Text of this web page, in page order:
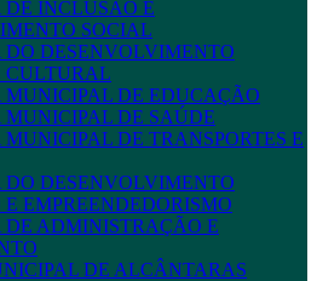
DE INCLUSÃO E
SOCIAL
DO DESENVOLVIMENTO
CULTURAL
MUNICIPAL DE EDUCAÇÃO
MUNICIPAL DE SAÚDE
MUNICIPAL DE TRANSPORTES E
DO DESENVOLVIMENTO
EMPREENDEDORISMO
DE ADMINISTRAÇÃO E
DE ALCÂNTARAS